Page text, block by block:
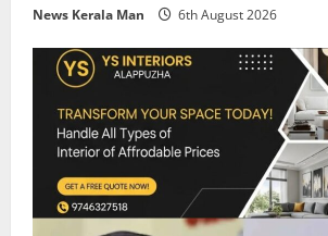
News Kerala Man 6th August 2026